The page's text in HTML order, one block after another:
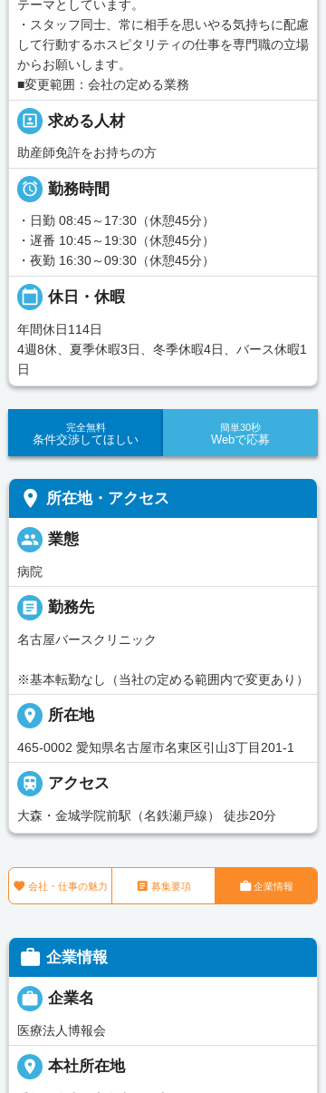
テーマとしています。
・スタッフ同士、常に相手を思いやる気持ちに配慮
して行動するホスピタリティの仕事を専門職の立場
からお願いします。
■変更範囲：会社の定める業務
portrait 求める人材
助産師免許をお持ちの方
 勤務時間
・日勤 08:45～17:30（休憩45分）
・遅番 10:45～19:30（休憩45分）
・夜勤 16:30～09:30（休憩45分）
calendar_today 休日・休暇
年間休日114日
4週8休、夏季休暇3日、冬季休暇4日、バース休暇1
日
完全無料
条件交渉してほしい
簡単30秒
Webで応募
place 所在地・アクセス
people 業態
病院
_pin
勤務先
名古屋バースクリニック
※基本転勤なし（当社の定める範囲内で変更あり）
place 所在地
465-0002 愛知県名古屋市名東区引山3丁目201-1
 アクセス
大森・金城学院前駅（名鉄瀬戸線） 徒歩20分
 会社・仕事の魅力  募集要項 企業情報
 企業情報
 企業名
医療法人博報会
place 本社所在地